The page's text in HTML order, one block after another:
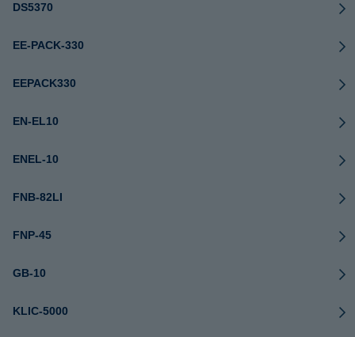
DS5370
EE-PACK-330
EEPACK330
EN-EL10
ENEL-10
FNB-82LI
FNP-45
GB-10
KLIC-5000